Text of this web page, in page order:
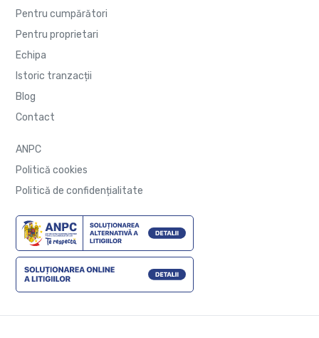
Pentru cumpărători
Pentru proprietari
Echipa
Istoric tranzacții
Blog
Contact
ANPC
Politică cookies
Politică de confidențialitate